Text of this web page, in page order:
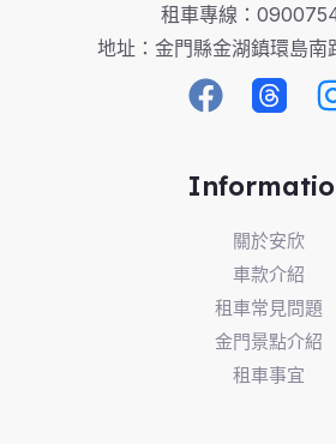
租車專線：
地址：金門縣金湖鎮環島
關於安欣
車款介紹
租車常見問題
金門景點介紹
租車事宜